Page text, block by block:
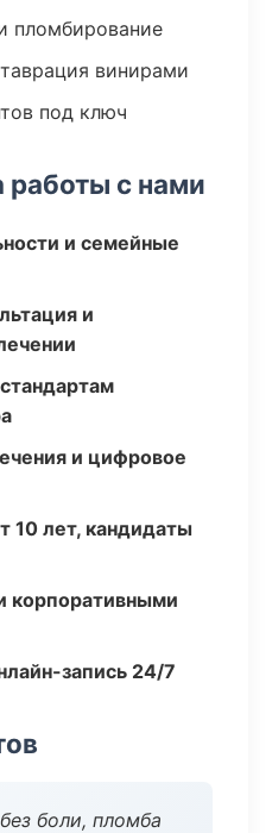
пломбирование
винирами
под ключ
с нами
и семейные
и
и цифровое
10 лет, кандидаты
корпоративными
запись 24/7
боли, пломба